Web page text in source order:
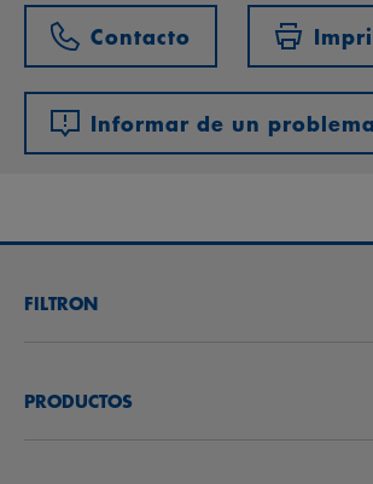
Contacto
Informar de un problema
FILTRON
BUSCAR DISTRIBUIDOR
PRODUCTOS